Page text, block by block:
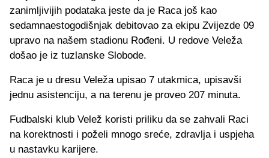
zanimljivijih podataka jeste da je Raca još kao
sedamnaestogodišnjak debitovao za ekipu Zvijezde 09
upravo na našem stadionu Rođeni. U redove Veleža
došao je iz tuzlanske Slobode.
Raca je u dresu Veleža upisao 7 utakmica, upisavši
jednu asistenciju, a na terenu je proveo 207 minuta.
Fudbalski klub Velež koristi priliku da se zahvali Raci
na korektnosti i poželi mnogo sreće, zdravlja i uspjeha
u nastavku karijere.